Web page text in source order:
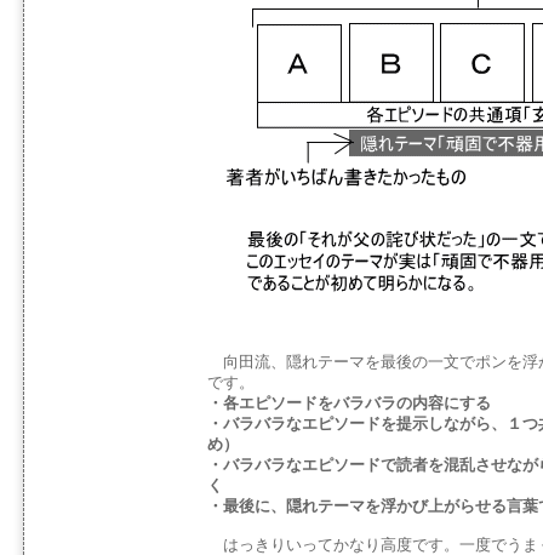
向田流、隠れテーマを最後の一文でポンを
です。
・各エピソードをバラバラの内容にする
・バラバラなエピソードを提示しながら、１
め）
・バラバラなエピソードで読者を混乱させな
く
・最後に、隠れテーマを浮かび上がらせる言葉
はっきりいってかなり高度です。一度でう